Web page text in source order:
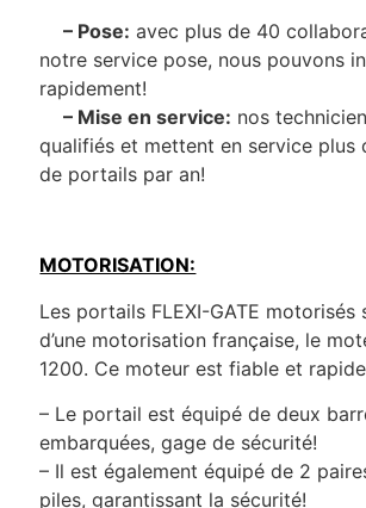
– Pose: avec plus de 40
notre service pose, nous pouvons
rapidement!
– Mise en service: nos
qualifiés et mettent en service plus
de portails par an!
MOTORISATION:
Les portails FLEXI-GATE motorisés
d’une motorisation française, le
1200. Ce moteur est fiable et
– Le portail est équipé de deux
embarquées, gage de sécurité!
– Il est également équipé de 2
piles, garantissant la sécurité!